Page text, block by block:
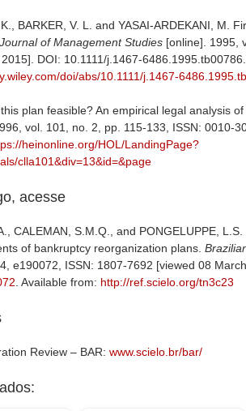
K., BARKER, V. L. and YASAI-ARDEKANI, M.
Journal of Management Studies [online]. 1995,
DOI: 10.1111/j.1467-
doi/abs/10.1111/j.1467-
plan feasible? An empirical legal analysis
vol. 101, no. 2, pp. 115-133, ISSN: 0010-
heinonline.org/HOL/LandingPage?
clla101&div=13&id=&page
acesse
CALEMAN, S.M.Q., and PONGELUPPE,
of bankruptcy reorganization plans.
e190072, ISSN: 1807-7692 [viewed 08
. Available from: http://ref.scielo.org/tn3c23
Review – BAR: www.scielo.br/bar/